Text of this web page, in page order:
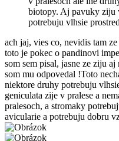
biotopy. Aj pavuky ziju
potrebuju vlhsie
ach jaj, vies co, nevidis tam
toto je pokec o pandinovi
som sem pisal, jasne ze ziju
som mu odpovedal !Toto
niektore druhy potrebuju
geniculata zije v pralese a
pralesoch, a stromaky
avicularie a potrebuju dobru